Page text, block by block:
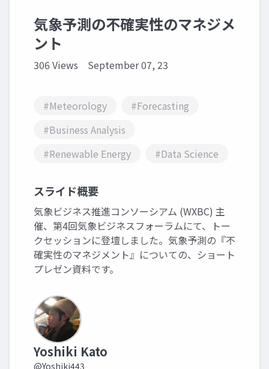
気象予測の不確実性のマネジメ
ント
306 Views September 07, 23
#Meteorology
#Forecasting
#Business Analysis
#Renewable Energy
#Data Science
スライド概要
気象ビジネス推進コンソーシアム (WXBC) 主
催、第4回気象ビジネスフォーラムにて、トー
クセッションに登壇しました。気象予測の『不
確実性のマネジメント』についての、ショート
プレゼン資料です。
Yoshiki Kato
@Yoshiki443